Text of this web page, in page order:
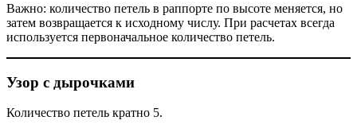
Важно: количество петель в раппорте по высоте меняется, но
затем возвращается к исходному числу. При расчетах всегда
используется первоначальное количество петель.
Узор с дырочками
Количество петель кратно 5.